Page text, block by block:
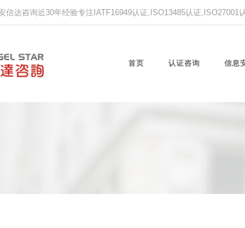
信达咨询近30年经验专注IATF16949认证,ISO13485认证
首页 认证咨询 信息